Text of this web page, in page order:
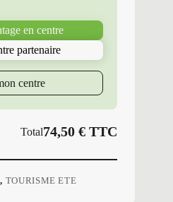
en centre
partenaire
centre
Total74,50€ TTC
, TOURISME ETE